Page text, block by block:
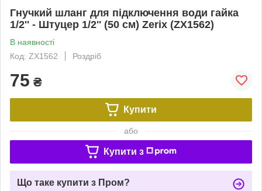
Гнучкий шланг для підключення води гайка
1/2'' - Штуцер 1/2'' (50 см) Zerix (ZX1562)
В наявності
Код: ZX1562
Роздріб
75 ₴
Купити
або
Купити з
Що таке купити з Пром?